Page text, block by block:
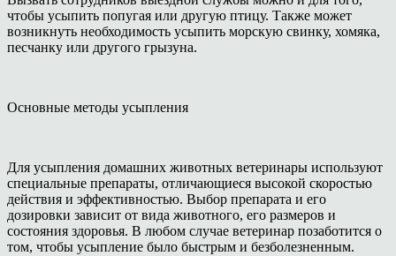
чтобы усыпить попугая или другую птицу. Также может
возникнуть необходимость усыпить морскую свинку, хомяка,
песчанку или другого грызуна.
Основные методы усыпления
Для усыпления домашних животных ветеринары используют
специальные препараты, отличающиеся высокой скоростью
действия и эффективностью. Выбор препарата и его
дозировки зависит от вида животного, его размеров и
состояния здоровья. В любом случае ветеринар позаботится о
том, чтобы усыпление было быстрым и безболезненным.